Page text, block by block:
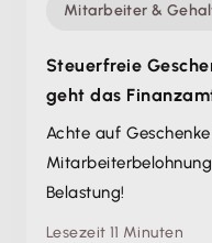
Mitarbeiter &
Steuerfreie
geht das
Achte auf
Belastung!
Lesezeit 11 Minuten